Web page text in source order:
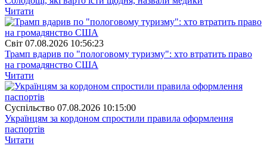
Читати
Свiт 07.08.2026 10:56:23
Трамп вдарив по "пологовому туризму": хто втратить право
на громадянство США
Читати
Суспiльство 07.08.2026 10:15:00
Українцям за кордоном спростили правила оформлення
паспортів
Читати